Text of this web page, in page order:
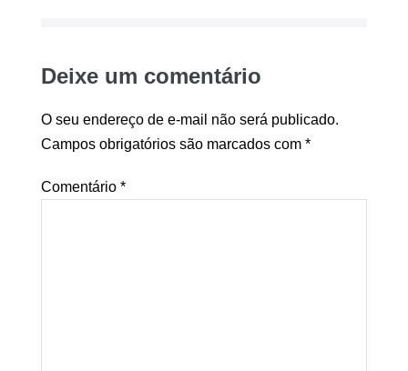
Deixe um comentário
O seu endereço de e-mail não será publicado.
Campos obrigatórios são marcados com *
Comentário *